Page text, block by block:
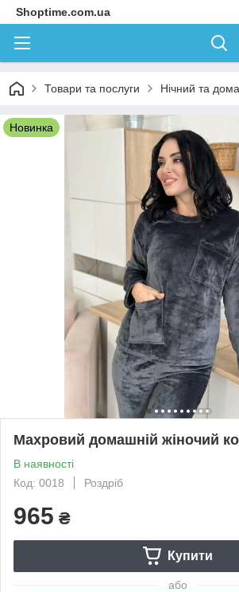
Shoptime.com.ua
Товари та послуги Нічний та
Новинка
Махровий домашній жіночий
В наявності
Код: 0018
Роздріб
965 ₴
Купити
або